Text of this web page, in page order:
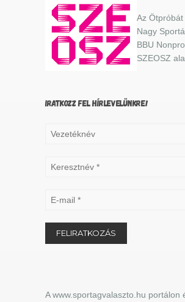
Az
Nagy
BBU
SZEOSZ
IRATKOZZ FEL HÍRLEVELÜNKRE!
A www.sportagvalaszto.hu portálon